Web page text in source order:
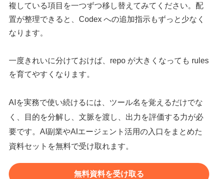
複している項目を一つずつ移し替えてみてください。配
置が整理できると、Codex への追加指示もずっと少なく
なります。
一度きれいに分けておけば、repo が大きくなっても rules
を育てやすくなります。
AIを実務で使い続けるには、ツール名を覚えるだけでな
く、目的を分解し、文脈を渡し、出力を評価する力が必
要です。AI副業やAIエージェント活用の入口をまとめた
資料セットを無料で受け取れます。
無料資料を受け取る